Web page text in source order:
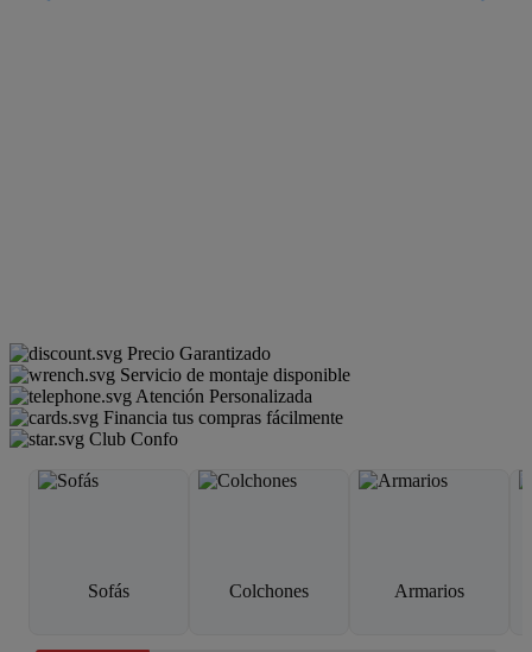
Precio Garantizado
Servicio de montaje disponible
Atención Personalizada
Financia tus compras fácilmente
Club Confo
Sofás Colchones Armarios